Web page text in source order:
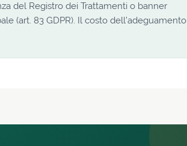
del Registro dei Trattamenti o banner
(art. 83 GDPR). Il costo dell’adeguamento